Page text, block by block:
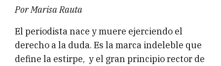
Por Marisa Rauta
El periodista nace y muere ejerciendo el
derecho a la duda. Es la marca indeleble que
define la estirpe, y el gran principio rector de